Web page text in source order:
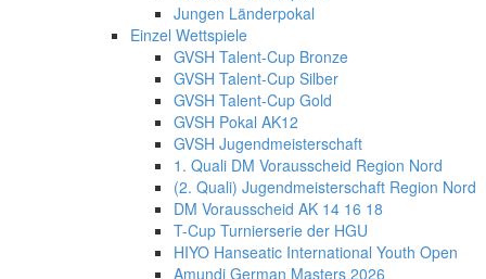
Jungen Länderpokal
Einzel Wettspiele
GVSH Talent-Cup Bronze
GVSH Talent-Cup Silber
GVSH Talent-Cup Gold
GVSH Pokal AK12
GVSH Jugendmeisterschaft
1. Quali DM Vorausscheid Region Nord
(2. Quali) Jugendmeisterschaft Region Nord
DM Vorausscheid AK 14 16 18
T-Cup Turnierserie der HGU
HIYO Hanseatic International Youth Open
Amundi German Masters 2026